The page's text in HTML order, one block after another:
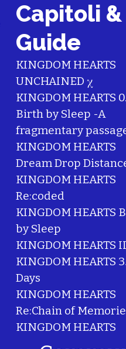
Capitoli &
Guide
KINGDOM HEARTS
UNCHAINED χ
KINGDOM HEARTS
Birth by Sleep -A
fragmentary
KINGDOM HEARTS
Dream Drop
KINGDOM HEARTS
Re:coded
KINGDOM HEARTS
by Sleep
KINGDOM HEARTS II
KINGDOM HEARTS
Days
KINGDOM HEARTS
Re:Chain of
KINGDOM HEARTS